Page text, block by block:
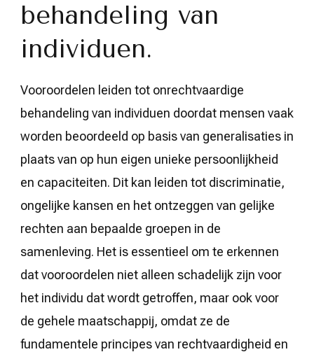
behandeling van
individuen.
Vooroordelen leiden tot onrechtvaardige
behandeling van individuen doordat mensen vaak
worden beoordeeld op basis van generalisaties in
plaats van op hun eigen unieke persoonlijkheid
en capaciteiten. Dit kan leiden tot discriminatie,
ongelijke kansen en het ontzeggen van gelijke
rechten aan bepaalde groepen in de
samenleving. Het is essentieel om te erkennen
dat vooroordelen niet alleen schadelijk zijn voor
het individu dat wordt getroffen, maar ook voor
de gehele maatschappij, omdat ze de
fundamentele principes van rechtvaardigheid en